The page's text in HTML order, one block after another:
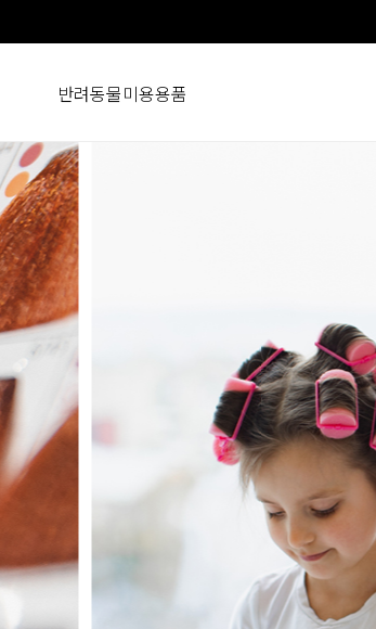
반려동물미용용품